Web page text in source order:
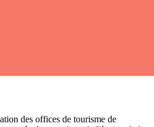
des offices de tourisme de